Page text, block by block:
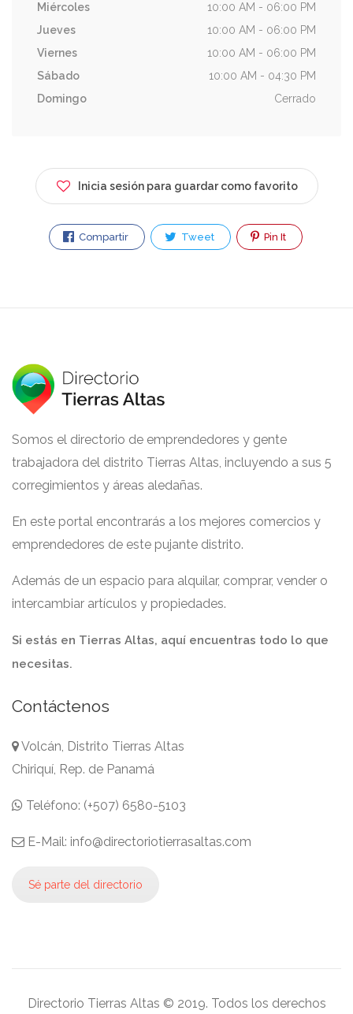
Miércoles
10:00 AM - 06:00 PM
Jueves
10:00 AM - 06:00 PM
Viernes
10:00 AM - 06:00 PM
Sábado
10:00 AM - 04:30 PM
Domingo
Cerrado
Inicia sesión para guardar como favorito
Compartir Tweet Pin It
Somos el directorio de emprendedores y gente
trabajadora del distrito Tierras Altas, incluyendo a sus 5
corregimientos y áreas aledañas.
En este portal encontrarás a los mejores comercios y
emprendedores de este pujante distrito.
Además de un espacio para alquilar, comprar, vender o
intercambiar artículos y propiedades.
Si estás en Tierras Altas, aquí encuentras todo lo que
necesitas.
Contáctenos
Volcán, Distrito Tierras Altas
Chiriquí, Rep. de Panamá
Teléfono: (+507) 6580-5103
E-Mail: info@directoriotierrasaltas.com
Sé parte del directorio
Directorio Tierras Altas © 2019. Todos los derechos